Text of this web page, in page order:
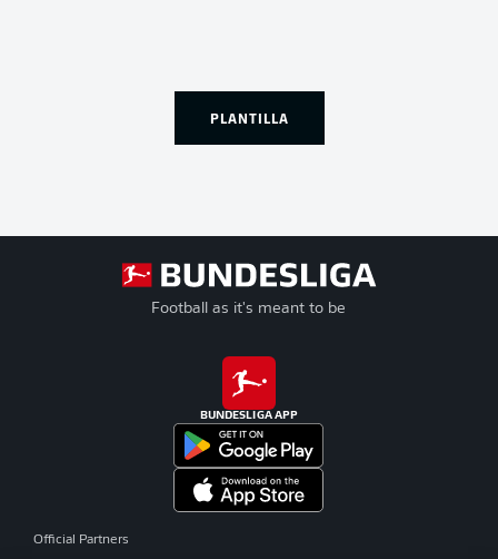
PLANTILLA
Football as it's meant to be
BUNDESLIGA APP
Official Partners